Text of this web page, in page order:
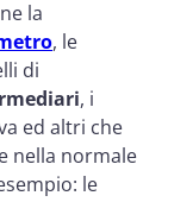
la
, le
di
, i
ed altri che
nella normale
le